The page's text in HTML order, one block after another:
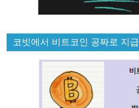
코빗에서 비트코인 공짜로 지급